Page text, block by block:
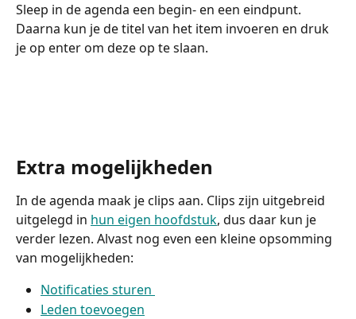
Sleep in de agenda een begin- en een eindpunt.
Daarna kun je de titel van het item invoeren en druk
je op enter om deze op te slaan.
Extra mogelijkheden
In de agenda maak je clips aan. Clips zijn uitgebreid
uitgelegd in hun eigen hoofdstuk, dus daar kun je
verder lezen. Alvast nog even een kleine opsomming
van mogelijkheden:
Notificaties sturen
Leden toevoegen